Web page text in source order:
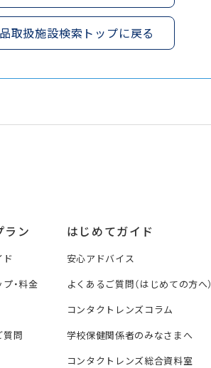
取扱施設検索トップに戻る
ラン
ド
・料金
質問
はじめてガイド
安心アドバイス
よくあるご質問（はじめての方へ）
コンタクトレンズコラム
学校保健関係者のみなさまへ
コンタクトレンズ総合資料室